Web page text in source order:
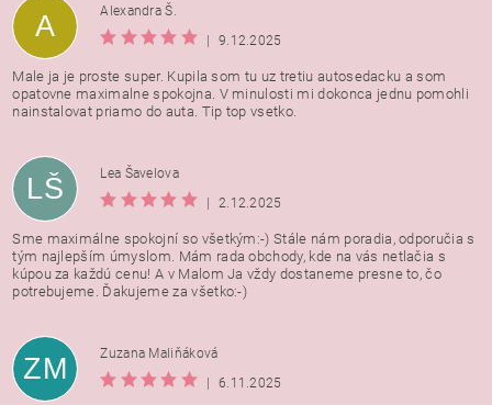
A
Alexandra Š.
|
9.12.2025
Male ja je proste super. Kupila som tu uz tretiu autosedacku a som
opatovne maximalne spokojna. V minulosti mi dokonca jednu pomohli
nainstalovat priamo do auta. Tip top vsetko.
LŠ
Lea Šavelova
|
2.12.2025
Sme maximálne spokojní so všetkým:-) Stále nám poradia, odporučia s
tým najlepším úmyslom. Mám rada obchody, kde na vás netlačia s
kúpou za každú cenu! A v Malom Ja vždy dostaneme presne to, čo
potrebujeme. Ďakujeme za všetko:-)
ZM
Zuzana Maliňáková
|
6.11.2025